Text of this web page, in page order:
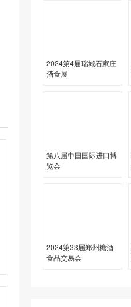
2024第4届瑞城石家庄
酒食展
第八届中国国际进口博
览会
2024第33届郑州糖酒
食品交易会